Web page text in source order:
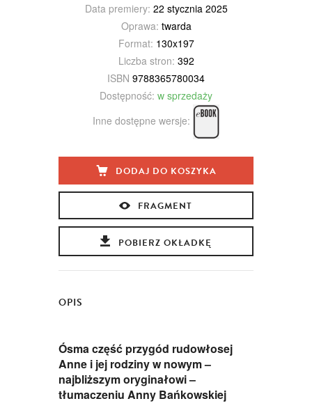
Data premiery: 22 stycznia 2025
Oprawa: twarda
Format: 130x197
Liczba stron: 392
ISBN 9788365780034
Dostępność: w sprzedaży
Inne dostępne wersje:
DODAJ DO KOSZYKA
FRAGMENT
POBIERZ OKŁADKĘ
OPIS
Ósma część przygód rudowłosej
Anne i jej rodziny w nowym –
najbliższym oryginałowi –
tłumaczeniu Anny Bańkowskiej